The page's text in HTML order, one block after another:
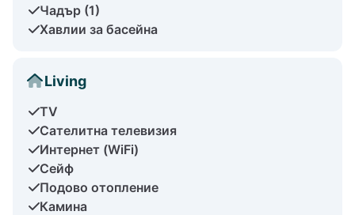
Чадър (1)
Хавлии за басейна
Living
TV
Сателитна телевизия
Интернет (WiFi)
Сейф
Подово отопление
Камина